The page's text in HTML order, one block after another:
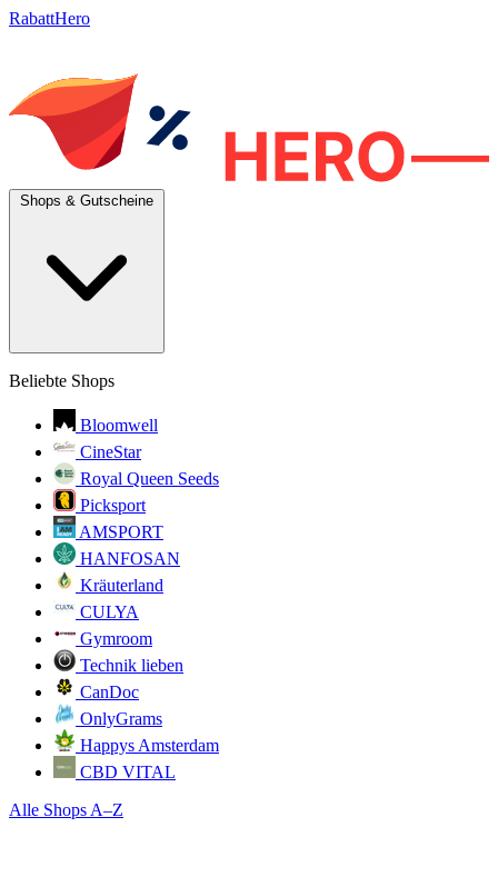
RabattHero
Beliebte Shops
Bloomwell
CineStar
Royal Queen Seeds
Picksport
AMSPORT
HANFOSAN
Kräuterland
CULYA
Gymroom
Technik lieben
CanDoc
OnlyGrams
Happys Amsterdam
CBD VITAL
Alle Shops A–Z